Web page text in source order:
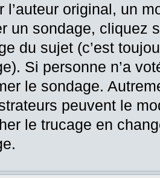
l’auteur original, un
un sondage, cliquez
du sujet (c’est
Si personne n’a
le sondage.
peuvent le
le trucage en